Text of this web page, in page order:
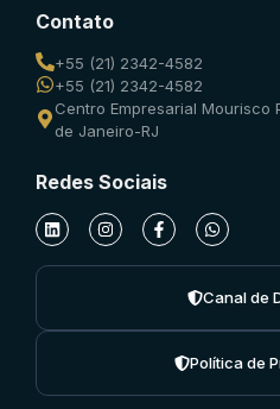
Contato
+55 (21) 2342-4582
+55 (21) 2342-4582
Centro Empresarial Mourisco
de Janeiro-RJ
Redes Sociais
Canal de
Política de